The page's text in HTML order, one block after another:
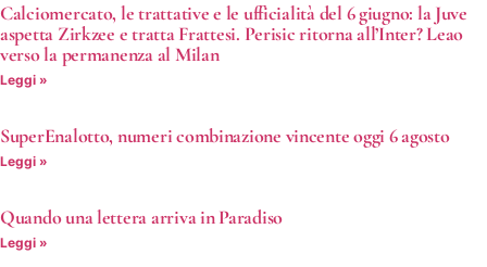
Calciomercato, le trattative e le ufficialità del 6 giugno: la Juve
aspetta Zirkzee e tratta Frattesi. Perisic ritorna all’Inter? Leao
verso la permanenza al Milan
Leggi »
SuperEnalotto, numeri combinazione vincente oggi 6 agosto
Leggi »
Quando una lettera arriva in Paradiso
Leggi »